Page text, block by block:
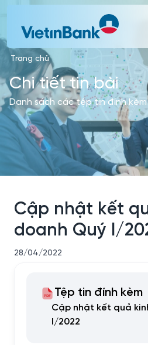
Trang chủ
Chi tiết tin bài
Danh sách các tệp tin đính kèm
Cập nhật kết
doanh Quý I/
28/04/2022
Tệp tin đính kèm
Cập nhật kết quả
I/2022